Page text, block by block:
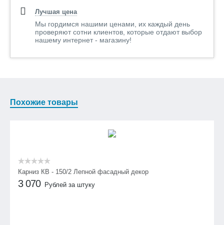
Лучшая цена
Мы гордимся нашими ценами, их каждый день
проверяют сотни клиентов, которые отдают выбор
нашему интернет - магазину!
Похожие товары
Карниз КВ - 150/2 Лепной фасадный декор
3 070 Рублей за штуку